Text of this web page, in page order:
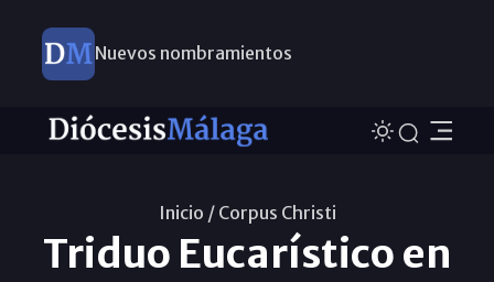
Nuevos nombramientos
Inicio / Corpus Christi
Triduo Eucarístico en